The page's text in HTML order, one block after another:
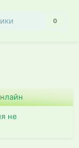
0
не